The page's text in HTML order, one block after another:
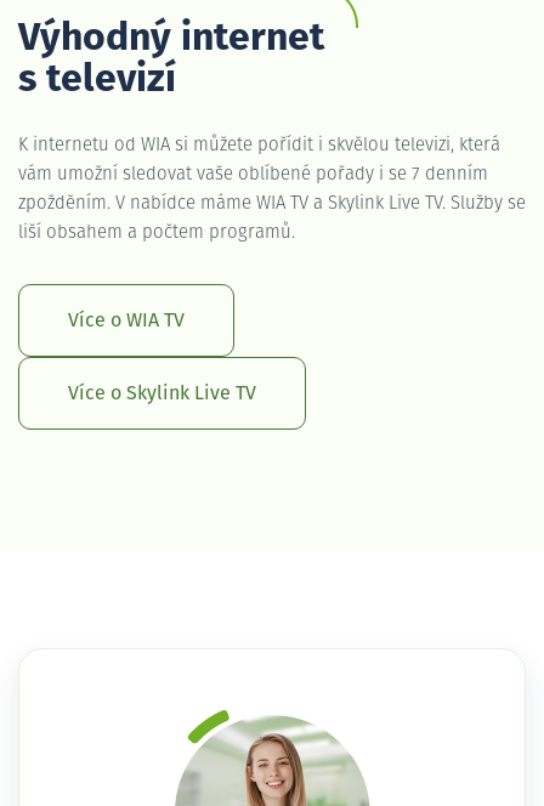
Výhodný internet
s televizí
K internetu od WIA si můžete pořídit i skvělou televizi, která
vám umožní sledovat vaše oblíbené pořady i se 7 denním
zpožděním. V nabídce máme WIA TV a Skylink Live TV. Služby se
liší obsahem a počtem programů.
Více o WIA TV
Více o Skylink Live TV